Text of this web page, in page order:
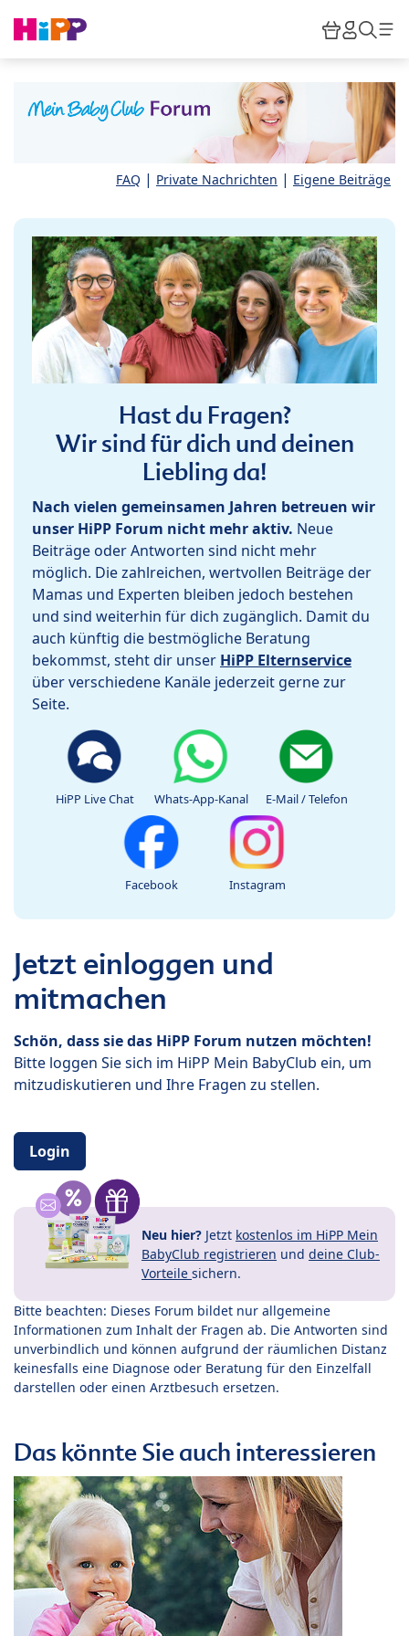
HiPP
FAQ | Private Nachrichten | Eigene Beiträge
Hast du Fragen?
Wir sind für dich und deinen
Liebling da!
Nach vielen gemeinsamen Jahren betreuen wir
unser HiPP Forum nicht mehr aktiv. Neue
Beiträge oder Antworten sind nicht mehr
möglich. Die zahlreichen, wertvollen Beiträge der
Mamas und Experten bleiben jedoch bestehen
und sind weiterhin für dich zugänglich. Damit du
auch künftig die bestmögliche Beratung
bekommst, steht dir unser HiPP Elternservice
über verschiedene Kanäle jederzeit gerne zur
Seite.
HiPP Live Chat Whats-App-Kanal E-Mail / Telefon
Facebook Instagram
Jetzt einloggen und
mitmachen
Schön, dass sie das HiPP Forum nutzen möchten!
Bitte loggen Sie sich im HiPP Mein BabyClub ein, um
mitzudiskutieren und Ihre Fragen zu stellen.
Login
Neu hier? Jetzt kostenlos im HiPP Mein
BabyClub registrieren und deine Club-
Vorteile sichern.
Bitte beachten: Dieses Forum bildet nur allgemeine
Informationen zum Inhalt der Fragen ab. Die Antworten sind
unverbindlich und können aufgrund der räumlichen Distanz
keinesfalls eine Diagnose oder Beratung für den Einzelfall
darstellen oder einen Arztbesuch ersetzen.
Das könnte Sie auch interessieren